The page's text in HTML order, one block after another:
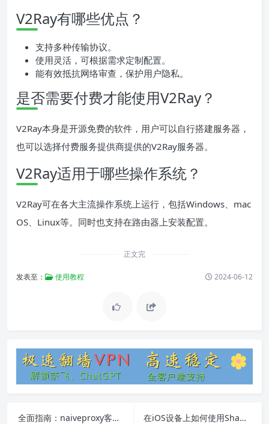
V2Ray有哪些优点？
支持多种传输协议。
使用灵活，可根据需求定制配置。
能有效抵抗网络审查，保护用户隐私。
是否需要付费才能使用V2Ray？
V2Ray本身是开源免费的软件，用户可以自行搭建服务器，
也可以选择付费服务提供商提供的V2Ray服务器。
V2Ray适用于哪些操作系统？
V2Ray可在各大主流操作系统上运行，包括Windows、mac
OS、Linux等。同时也支持在路由器上安装配置。
正文完
发表至： 使用教程 2024-06-12
全面指南：naiveproxy客户端的功能、安装和常见问题 在iOS设备上如何使用Shadowsocks